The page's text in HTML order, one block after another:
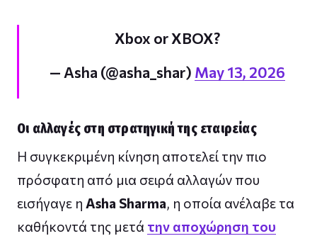
Xbox or XBOX?
— Asha (@asha_shar) May 13, 2026
Οι αλλαγές στη στρατηγική της εταιρείας
Η συγκεκριμένη κίνηση αποτελεί την πιο
πρόσφατη από μια σειρά αλλαγών που
εισήγαγε η Asha Sharma, η οποία ανέλαβε τα
καθήκοντά της μετά την αποχώρηση του